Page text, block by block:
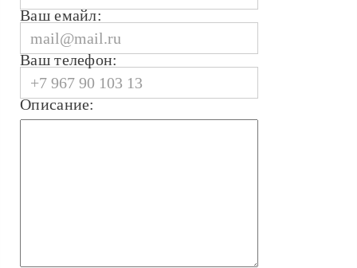
Ваш емайл:
Ваш телефон:
Описание: